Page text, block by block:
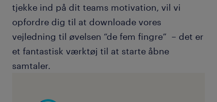
tjekke ind på dit teams motivation, vil vi
opfordre dig til at downloade vores
vejledning til øvelsen “de fem fingre” – det er
et fantastisk værktøj til at starte åbne
samtaler.